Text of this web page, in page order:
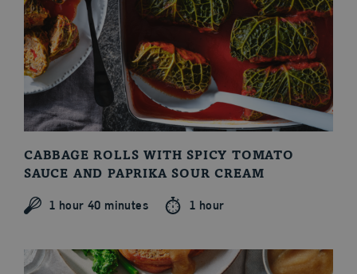
CABBAGE ROLLS WITH SPICY TOMATO
SAUCE AND PAPRIKA SOUR CREAM
1 hour 40 minutes 1 hour